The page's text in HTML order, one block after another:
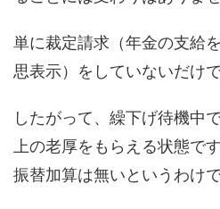
単に裁定請求（年金の支給
思表示）をしていないだけで
したがって、繰下げ待機中
上の老厚をもらえる状態で
振替加算は無いというわけで